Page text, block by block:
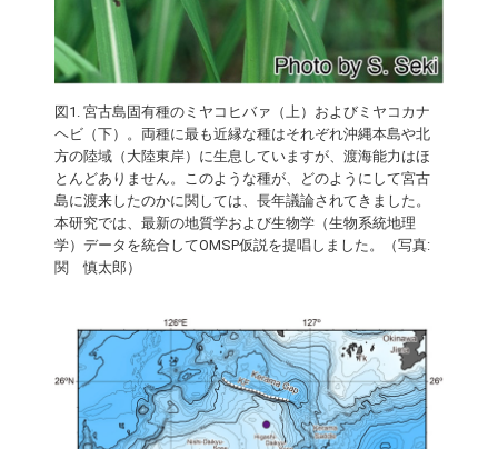
図1. 宮古島固有種のミヤコヒバァ（上）およびミヤコカナ
ヘビ（下）。両種に最も近縁な種はそれぞれ沖縄本島や北
方の陸域（大陸東岸）に生息していますが、渡海能力はほ
とんどありません。このような種が、どのようにして宮古
島に渡来したのかに関しては、長年議論されてきました。
本研究では、最新の地質学および生物学（生物系統地理
学）データを統合してOMSP仮説を提唱しました。（写真:
関 慎太郎）